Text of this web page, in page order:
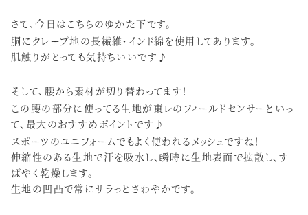
さて、今日はこちらのゆかた下です。
胴にクレープ地の長繊維・インド綿を使用してあります。
肌触りがとっても気持ちいいです♪
そして、腰から素材が切り替わってます！
この腰の部分に使ってる生地が東レのフィールドセンサーといっ
て、最大のおすすめポイントです♪
スポーツのユニフォームでもよく使われるメッシュですね！
伸縮性のある生地で汗を吸水し、瞬時に生地表面で拡散し、す
ばやく乾燥します。
生地の凹凸で常にサラっとさわやかです。